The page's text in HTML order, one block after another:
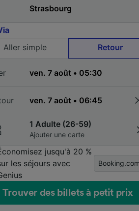
Aller simple
Retour
1 Adulte (26-59)
Ajouter une carte
jusqu'à 20 %
les séjours avec
Booking.com
Trouver des billets à petit prix